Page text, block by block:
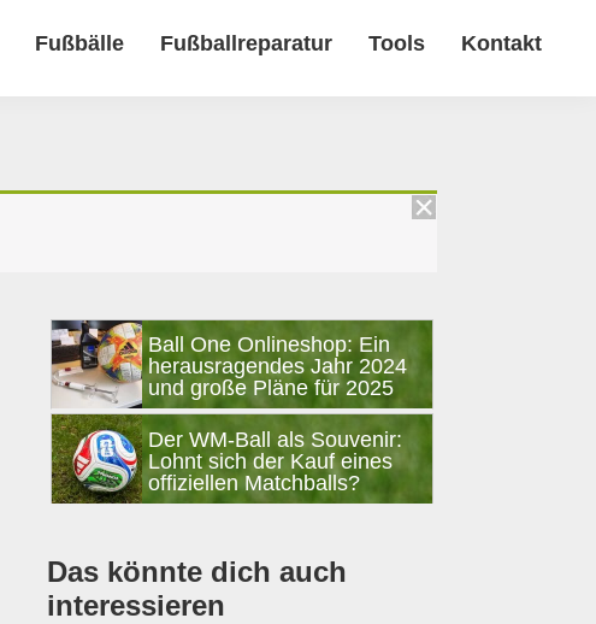
Fußbälle Fußballreparatur Tools Kontakt
SeitenspalteBall One Onlineshop: Ein
herausragendes Jahr 2024
und große Pläne für 2025
Der WM-Ball als Souvenir:
Lohnt sich der Kauf eines
offiziellen Matchballs?
Das könnte dich auch
interessieren